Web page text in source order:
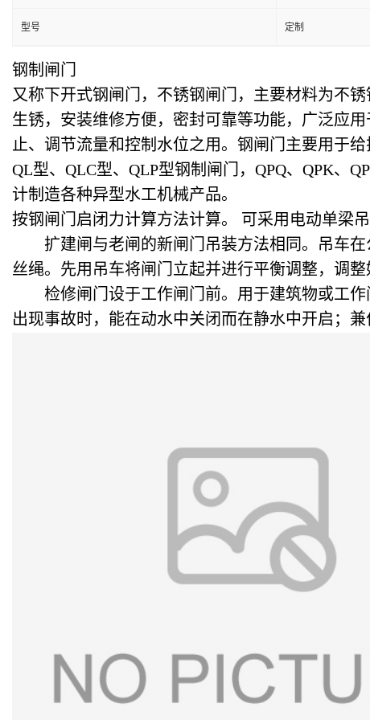
型号 定制
钢制闸门
又称下开式钢闸门，不锈钢闸门，主要材料为不
生锈，安装维修方便，密封可靠等功能，广泛应
止、调节流量和控制水位之用。钢闸门主要用于
QL型、QLC型、QLP型钢制闸门，QPQ、QPK、
计制造各种异型水工机械产品。
按钢闸门启闭力计算方法计算。 可采用电动单梁
扩建闸与老闸的新闸门吊装方法相同。吊车在
丝绳。先用吊车将闸门立起并进行平衡调整，调
检修闸门设于工作闸门前。用于建筑物或工作
出现事故时，能在动水中关闭而在静水中开启；